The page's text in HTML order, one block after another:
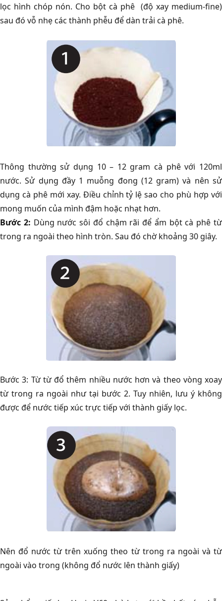
lọc hình chóp nón. Cho bột cà phê (độ xay medium-fine)
sau đó vỗ nhẹ các thành phễu để dàn trải cà phê.
Thông thường sử dụng 10 – 12 gram cà phê với 120ml
nước. Sử dụng đầy 1 muỗng đong (12 gram) và nên sử
dụng cà phê mới xay. Điều chỉnh tỷ lệ sao cho phù hợp với
mong muốn của mình đậm hoặc nhạt hơn.
Bước 2: Dùng nước sôi đổ chậm rãi để ẩm bột cà phê từ
trong ra ngoài theo hình tròn. Sau đó chờ khoảng 30 giây.
Bước 3: Từ từ đổ thêm nhiều nước hơn và theo vòng xoay
từ trong ra ngoài như tại bước 2. Tuy nhiên, lưu ý không
được để nước tiếp xúc trực tiếp với thành giấy lọc.
Nên đổ nước từ trên xuống theo từ trong ra ngoài và từ
ngoài vào trong (không đổ nước lên thành giấy)